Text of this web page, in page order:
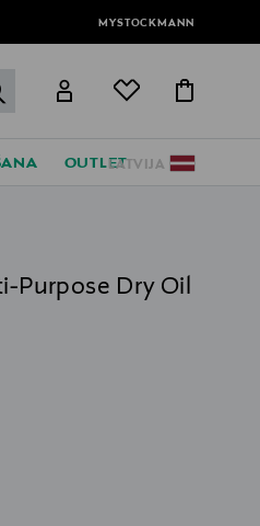
MYSTOCKMANN
label.header.go
LATVIJA
OUTLET
Purpose Dry Oil